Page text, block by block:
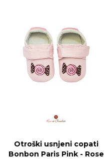
Otroški usnjeni copati
Bonbon Paris Pink - Rose